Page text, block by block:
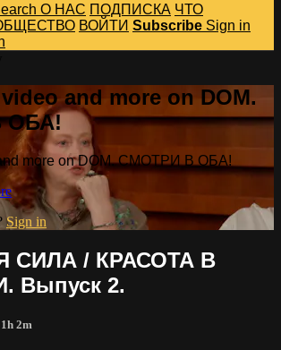
О НАС ПОДПИСКА ЧТО
ВОЙТИ Subscribe Sign in
and more on DOM.
ОБА!
more on DOM. СМОТРИ В ОБА!
Sign in
СИЛА / КРАСОТА В
Выпуск 2.
1h 2m